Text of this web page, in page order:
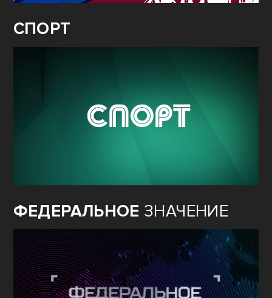
СПОРТ
ФЕДЕРАЛЬНОЕ ЗНАЧЕНИЕ